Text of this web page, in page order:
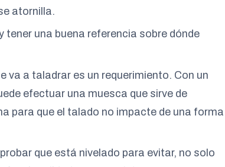
atornilla.
una buena referencia sobre dónde
va a taladrar es un requerimiento. Con un
efectuar una muesca que sirve de
para que el talado no impacte de una forma
que está nivelado para evitar, no solo